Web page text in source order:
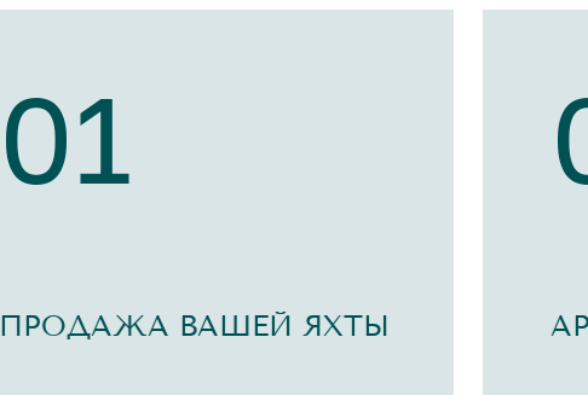
01
ПРОДАЖА ВАШЕЙ ЯХТЫ